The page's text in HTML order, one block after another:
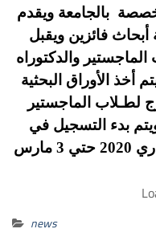
بالجامعة ويقدم
أبحاث فائزين ويقبل
الماجستير والدكتوراه
أخذ الأوراق البحثية
لطـلاب الماجستير
بدء التسجيل في
المؤتمر من تاريخ 15 فبراير الجاري 2020 حتي 3 مارس
news